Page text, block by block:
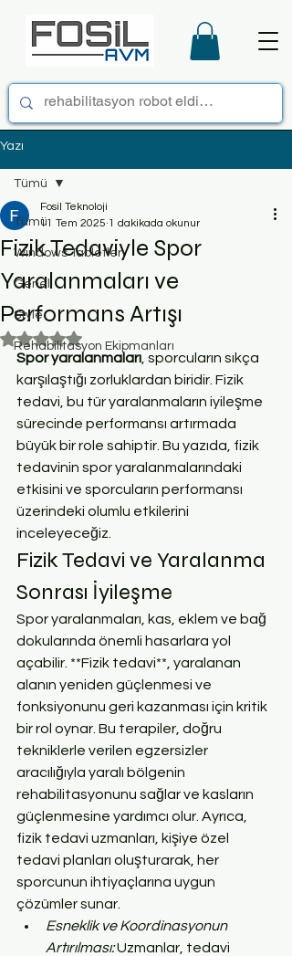
Yazı
Tümü
Windows Tabletler
Genel
Style
Rehabilitasyon Ekipmanları
Tümü
Fizik Tedaviyle Spor
Yaralanmaları ve
Performans Artışı
Fosil Teknoloji
11 Tem 2025 1 dakikada okunur
5 üzerinden NaN yıldız
Spor yaralanmaları , sporcuların sıkça
karşılaştığı zorluklardan biridir. Fizik
tedavi, bu tür yaralanmaların iyileşme
sürecinde performansı artırmada
büyük bir role sahiptir. Bu yazıda, fizik
tedavinin spor yaralanmalarındaki
etkisini ve sporcuların performansı
üzerindeki olumlu etkilerini
inceleyeceğiz.
Fizik Tedavi ve Yaralanma
Sonrası İyileşme
Spor yaralanmaları, kas, eklem ve bağ
dokularında önemli hasarlara yol
açabilir. **Fizik tedavi**, yaralanan
alanın yeniden güçlenmesi ve
fonksiyonunu geri kazanması için kritik
bir rol oynar. Bu terapiler, doğru
tekniklerle verilen egzersizler
aracılığıyla yaralı bölgenin
rehabilitasyonunu sağlar ve kasların
güçlenmesine yardımcı olur. Ayrıca,
fizik tedavi uzmanları, kişiye özel
tedavi planları oluşturarak, her
sporcunun ihtiyaçlarına uygun
çözümler sunar.
Esneklik ve Koordinasyonun
Artırılması: Uzmanlar, tedavi